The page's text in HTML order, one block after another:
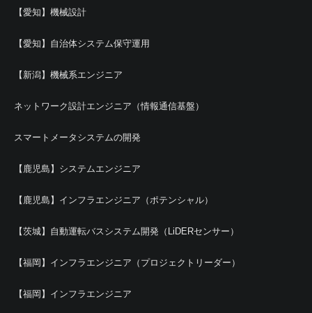
【愛知】機械設計
【愛知】自治体システム保守運用
【新潟】機械系エンジニア
ネットワーク設計エンジニア（情報通信基盤）
スマートメータシステムの開発
【鹿児島】システムエンジニア
【鹿児島】インフラエンジニア（ポテンシャル）
【茨城】自動運転バスシステム開発（LiDERセンサー）
【福岡】インフラエンジニア（プロジェクトリーダー）
【福岡】インフラエンジニア